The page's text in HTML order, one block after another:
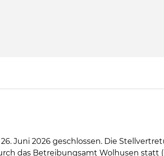
Juni 2026 geschlossen. Die
das Betreibungsamt Wolhusen statt